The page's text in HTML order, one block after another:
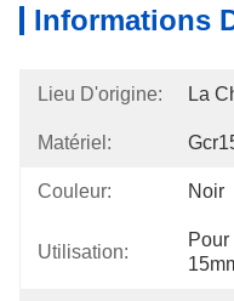
Informations
Lieu D'origine: La
Matériel:
Couleur: Noir
Utilisation: